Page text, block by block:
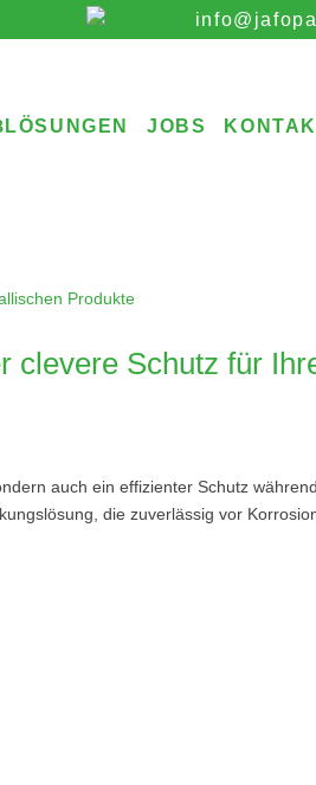
LÖSUNGEN JOBS
clevere Schutz für
auch ein effizienter Schutz
die zuverlässig vor